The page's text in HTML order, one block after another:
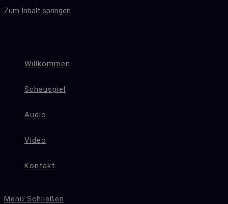
Zum Inhalt springen
Willkommen
Schauspiel
Audio
Video
Kontakt
Menü Schließen